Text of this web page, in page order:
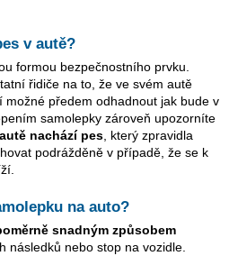
v autě?
formou bezpečnostního prvku.
řidiče na to, že ve svém autě
předem odhadnout jak bude v
samolepky zároveň upozorníte
nachází pes , který zpravidla
podrážděně v případě, že se k
na auto?
snadným způsobem
následků nebo stop na vozidle.